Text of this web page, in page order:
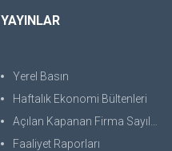
YAYINLAR
Yerel Basın
Haftalık Ekonomi Bültenleri
Açılan Kapanan Firma Sayıları
Faaliyet Raporları